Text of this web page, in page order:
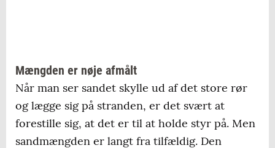
Mængden er nøje afmålt
Når man ser sandet skylle ud af det store rør
og lægge sig på stranden, er det svært at
forestille sig, at det er til at holde styr på. Men
sandmængden er langt fra tilfældig. Den